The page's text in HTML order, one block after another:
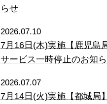
らせ
2026.07.10
7月16日(木)実施【鹿児島
サービス一時停止のお知
2026.07.07
7月14日(火)実施【都城局